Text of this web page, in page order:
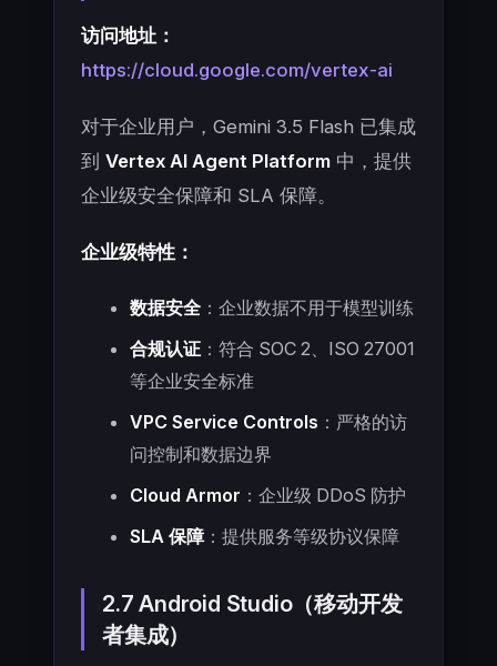
访问地址：
https://cloud.google.com/vertex-ai
对于企业用户，Gemini 3.5 Flash 已集成
到 Vertex AI Agent Platform 中，提供
企业级安全保障和 SLA 保障。
企业级特性：
数据安全 ：企业数据不用于模型训练
合规认证 ：符合 SOC 2、ISO 27001
等企业安全标准
VPC Service Controls ：严格的访
问控制和数据边界
Cloud Armor ：企业级 DDoS 防护
SLA 保障：提供服务等级协议保障
2.7 Android Studio（移动开发
者集成）